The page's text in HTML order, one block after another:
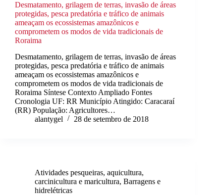
Desmatamento, grilagem de terras, invasão de áreas
protegidas, pesca predatória e tráfico de animais
ameaçam os ecossistemas amazônicos e
comprometem os modos de vida tradicionais de
Roraima
Desmatamento, grilagem de terras, invasão de áreas
protegidas, pesca predatória e tráfico de animais
ameaçam os ecossistemas amazônicos e
comprometem os modos de vida tradicionais de
Roraima Síntese Contexto Ampliado Fontes
Cronologia UF: RR Município Atingido: Caracaraí
(RR) População: Agricultores…
alantygel
28 de setembro de 2018
Atividades pesqueiras, aquicultura,
carcinicultura e maricultura, Barragens e
hidrelétricas